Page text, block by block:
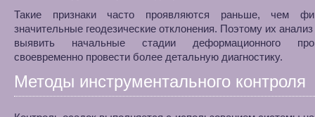
Такие признаки часто проявляются раньше, чем
значительные геодезические отклонения. Поэтому их
выявить начальные стадии деформационного
своевременно провести более детальную диагностику.
Методы инструментального контроля